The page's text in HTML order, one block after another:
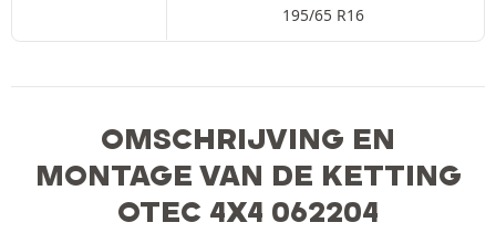
195/65 R16
OMSCHRIJVING EN
MONTAGE VAN DE KETTING
OTEC 4X4 062204